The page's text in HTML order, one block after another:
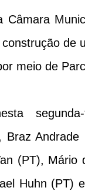
de
meio de
(PT), Mário
Huhn (PT)